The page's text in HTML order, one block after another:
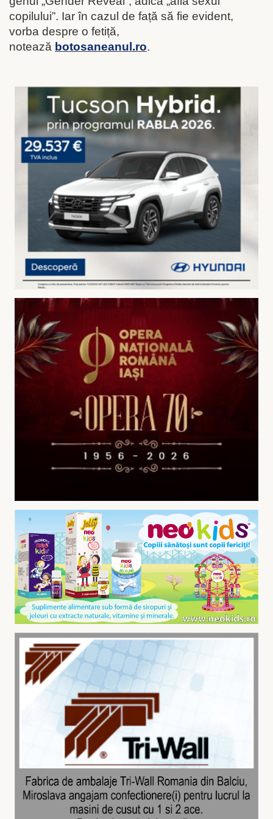
copilului”. Iar în cazul de față să fie evident,
vorba despre o fetiță,
notează botosaneanul.ro.